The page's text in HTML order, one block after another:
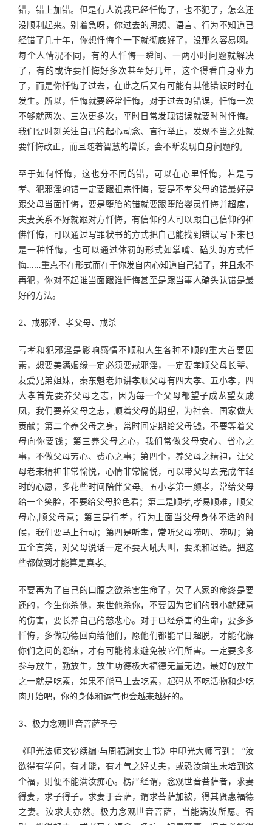
错，错上加错。但是有人说我已经忏悔了，也不犯了，怎么还
没顺利起来。别着急呀，你过去的思想、语言、行为不知道已
经错了几十年，你想忏悔个一下就彻底好了，没那么容易啊。
每个人情况不同，有的人忏悔一瞬间、一两小时问题就解决
了，有的或许要忏悔好多次甚至好几年，这个得看自身业力
了，而是你忏悔了过去，在此之后又有可能有其他错误时时在
发生。所以，忏悔就要经常忏悔，对于过去的错误，忏悔一次
不够就两次、三次更多次，平时日常发现错误就要时时忏悔。
我们要时刻关注自己的起心动念、言行举止，发现不当之处就
要忏悔改正，而且随着智慧的增长，会不断发现自身问题的。
至于如何忏悔，这也分不同的错，可以在心里忏悔，若是亏
孝、犯邪淫的错一定要跟祖宗忏悔，要是不孝父母的错最好是
跟父母当面忏悔，要是堕胎的错就要跟堕胎婴灵忏悔并超度，
夫妻关系不好就跟对方忏悔，有信仰的人可以跟自己信仰的神
佛忏悔，可以通过写罪状书的方式把自己能找到错误写下来也
是一种忏悔，也可以通过体罚的形式如掌嘴、磕头的方式忏
悔……重点不在形式而在于你发自内心知道自己错了，并且永不
再犯，你对不起谁当面跟谁忏悔甚至是跟当事人磕头认错是最
好的方法。
2、戒邪淫、孝父母、戒杀
亏孝和犯邪淫是影响感情不顺和人生各种不顺的重大首要因
素，想要美满姻缘一定必须要戒邪淫，一定要孝顺父母长辈、
友爱兄弟姐妹，秦东魁老师讲孝顺父母有四大孝、五小孝，四
大孝首先要养父母之志，因为每一个父母都望子成龙望女成
凤，我们要养父母之志，顺着父母的期望，为社会、国家做大
贡献；第二个养父母之身，常时间定期给父母钱，不要等着父
母向你要钱；第三养父母之心，我们常做父母安心、省心之
事，不做父母劳心、费心之事；第四个，养父母之精神，让父
母老来精神非常愉悦，心情非常愉悦，可以带父母去完成年轻
时的心愿，多花些时间陪伴父母。五小孝第一颜孝，常给父母
给一个笑脸，不要给父母脸色看；第二是顺孝,孝易顺难，顺父
母心,顺父母意；第三是行孝，行为上面当父母身体不适的时
候，我们要马上行动；第四是听孝，常听父母唠叨、唠叨；第
五个言笑，对父母说话一定不要大吼大叫，要柔和迟语。把这
些都做到才能算是真孝。
不要再为了自己的口腹之欲杀害生命了，欠了人家的命终是要
还的，今生你杀他，来世他杀你，不要因为它们的弱小就肆意
的伤害，要长养自己的慈悲心。对于已经杀害的生命，要多多
忏悔，多做功德回向给他们，愿他们都能早日超脱，才能化解
你们之间的怨结，才有可能将来避免被它们所害。一定要多多
参与放生，勤放生，放生功德极大福德无量无边，最好的放生
之一就是吃素，如果不能马上去吃素，起码从不吃活物和少吃
肉开始吧，你的身体和运气也会越来越好的。
3、极力念观世音菩萨圣号
《印光法师文钞续编·与周福渊女士书》中印光大师写到： “汝
欲得有学问，有才能，有才气之好丈夫，或恐汝前生未培到这
个福，则便不能满汝痴心。楞严经谓，念观世音菩萨者，求妻
得妻，求子得子。求妻于菩萨，谓求菩萨加被，得其贤惠福德
之妻。汝求夫亦然。极力念观世音菩萨，当能满汝所愿。否